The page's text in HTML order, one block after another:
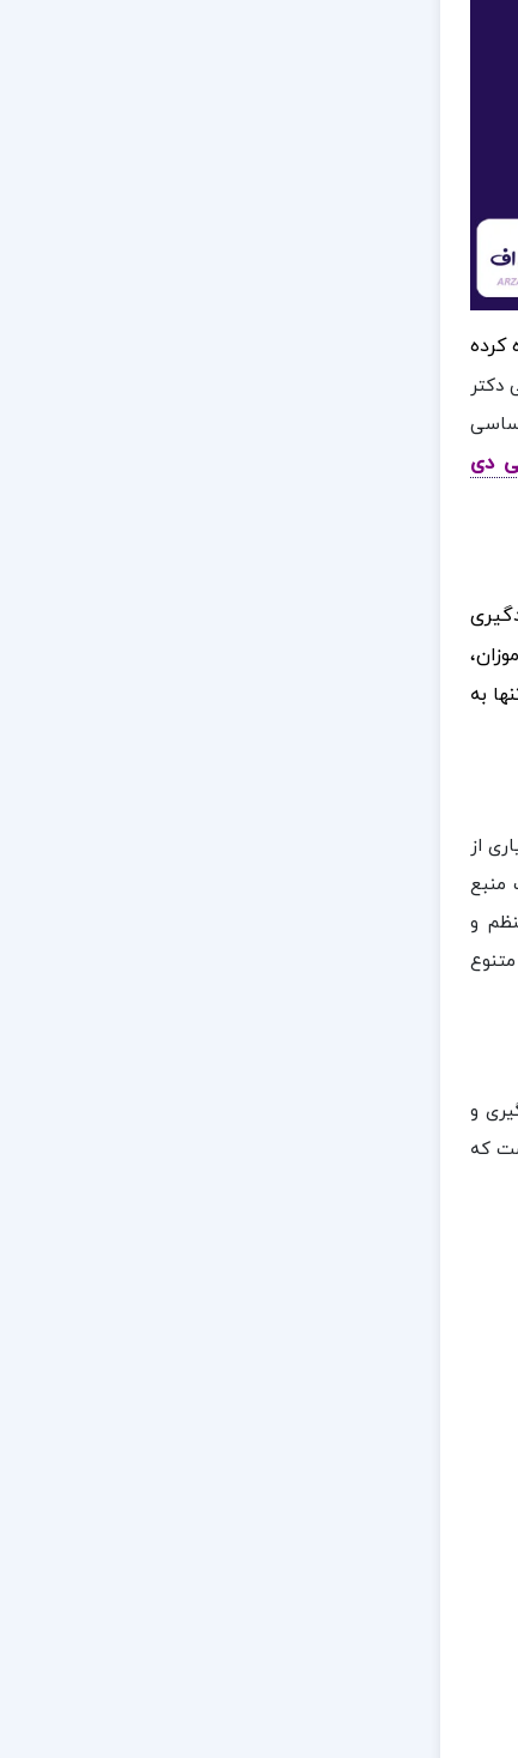
کرده
دکتر
دی
به
از
منبع
و
و
که